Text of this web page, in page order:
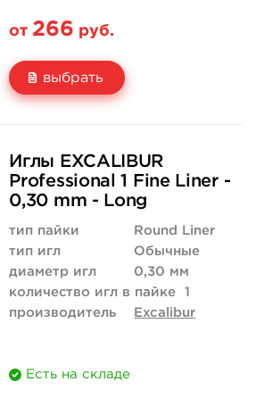
от 266 руб.
выбрать
266 руб.
купить
2 518 руб.
Иглы EXCALIBUR
Professional 1 Fine Liner -
0,30 mm - Long
тип пайки
Round Liner
тип игл
Обычные
диаметр игл
0,30 мм
количество игл в пайке
1
производитель
Excalibur
Есть на складе